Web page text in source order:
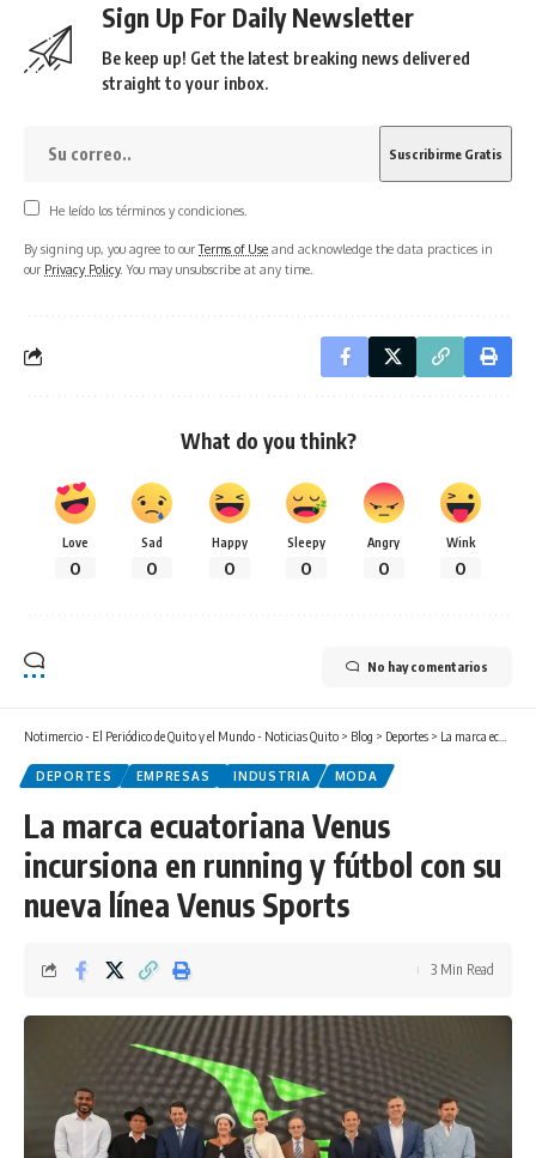
Sign Up For Daily Newsletter
Be keep up! Get the latest breaking news delivered
straight to your inbox.
He leído los términos y condiciones.
By signing up, you agree to ourTerms of Use and acknowledge the data practices in
our Privacy Policy. You may unsubscribe at any time.
What do you think?
Love
0
Sad
0
Happy
0
Sleepy
0
Angry
0
Wink
0
No hay comentarios
Notimercio - El Periódico de Quito y el Mundo - Noticias Quito > Blog > Deportes > La marca ecuatoriana Venus incursiona en running y fútbol con su nueva línea Venus Sports
DEPORTES EMPRESAS INDUSTRIA MODA
La marca ecuatoriana Venus
incursiona en running y fútbol con su
nueva línea Venus Sports
3 Min Read